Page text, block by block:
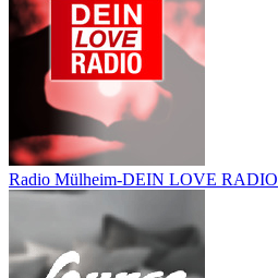
Radio Mülheim-DEIN LOVE RADIO